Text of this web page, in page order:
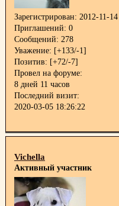
Зарегистрирован: 2012-11-14
Приглашений: 0
Сообщений: 278
Уважение: [+133/-1]
Позитив: [+72/-7]
Провел на форуме:
8 дней 11 часов
Последний визит:
2020-03-05 18:26:22
Vichella
Активный участник